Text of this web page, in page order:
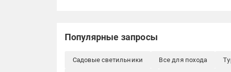
Популярные запросы
Садовые светильники Все для похода